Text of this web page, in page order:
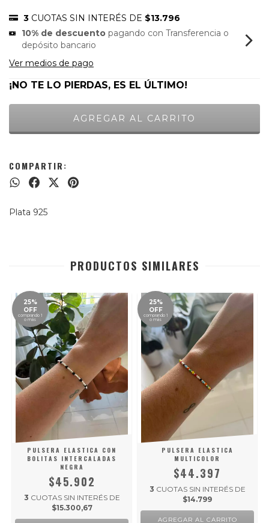
3 CUOTAS SIN INTERÉS DE $13.796
10% de descuento pagando con Transferencia o
depósito bancario
Ver medios de pago
¡NO TE LO PIERDAS, ES EL ÚLTIMO!
COMPARTIR:
Plata 925
PRODUCTOS SIMILARES
25%
OFF
comprando 1
o más
PULSERA ELASTICA CON
BOLITAS INTERCALADAS
NEGRA
$45.902
3 CUOTAS SIN INTERÉS DE
$15.300,67
25%
OFF
comprando 1
o más
PULSERA ELASTICA
MULTICOLOR
$44.397
3 CUOTAS SIN INTERÉS DE
$14.799